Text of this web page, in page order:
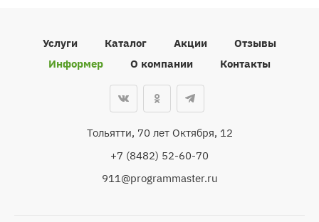
Услуги Каталог Акции
Отзывы
Информер
О компании Контакты
Тольятти, 70 лет Октября, 12
+7 (8482) 52-60-70
911@programmaster.ru